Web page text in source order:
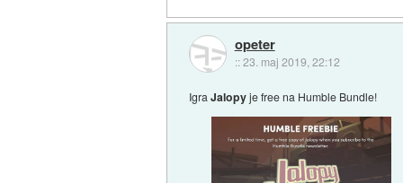
opeter
::23. maj 2019, 22:12
IgraJalopyje free na Humble Bundle!